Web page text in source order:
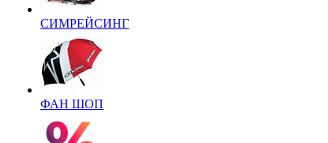
СИМРЕЙСИНГ
ФАН ШОП